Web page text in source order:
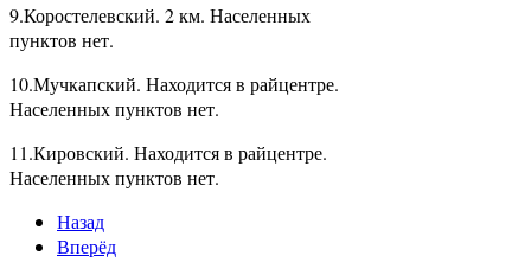
9.Коростелевский. 2 км. Населенных
пунктов нет.
10.Мучкапский. Находится в райцентре.
Населенных пунктов нет.
11.Кировский. Находится в райцентре.
Населенных пунктов нет.
Назад
Вперёд